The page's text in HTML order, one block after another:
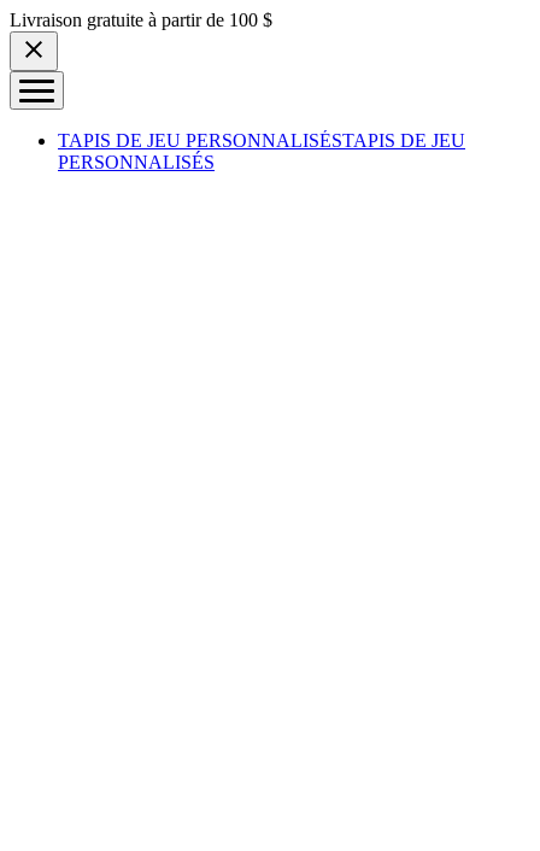
Skip to content
Livraison gratuite à partir de 100 $
TAPIS DE JEU PERSONNALISÉSTAPIS DE JEU
PERSONNALISÉS